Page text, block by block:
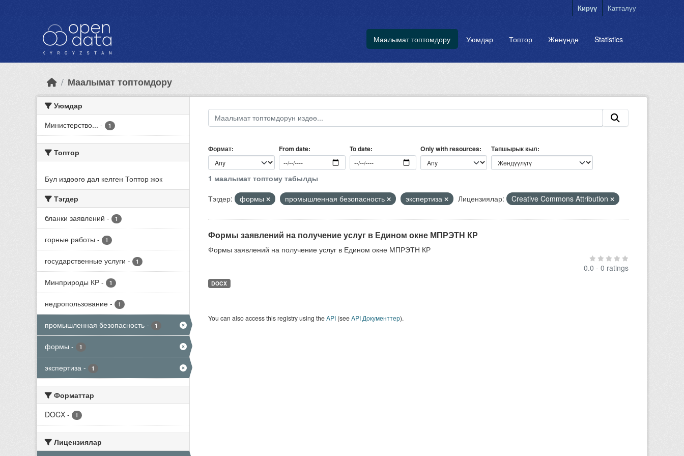
Кирүү Катталуу
Маалымат топтомдору Уюмдар Топтор Жөнүндө Statistics
Маалымат топтомдору
Уюмдар
Министерство... - 1
Топтор
Бул издөөгө дал келген Топтор жок
Тэгдер
бланки заявлений - 1
горные работы - 1
государственные услуги - 1
Минприроды КР - 1
недропользование - 1
промышленная безопасность - 1
формы - 1
экспертиза - 1
Форматтар
DOCX - 1
Лицензиялар
Формат From date To date Only with resources Тапшырык кыл
1 маалымат топтому табылды
Тэгдер:
формы промышленная безопасность экспертиза Лицензиялар: Creative Commons Attribution
Формы заявлений на получение услуг в Едином окне МПРЭТН КР
Формы заявлений на получение услуг в Едином окне МПРЭТН КР
0.0 - 0 ratings
DOCX
You can also access this registry using theAPI(seeAPI Документтер).